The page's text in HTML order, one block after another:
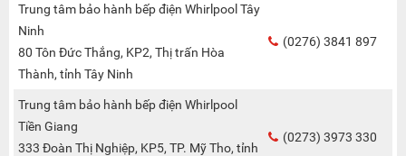
Trung tâm bảo hành bếp điện Whirlpool Tây
Ninh
80 Tôn Đức Thắng, KP2, Thị trấn Hòa
Thành, tỉnh Tây Ninh
(0276) 3841 897
Trung tâm bảo hành bếp điện Whirlpool
Tiền Giang
333 Đoàn Thị Nghiệp, KP5, TP. Mỹ Tho, tỉnh
(0273) 3973 330